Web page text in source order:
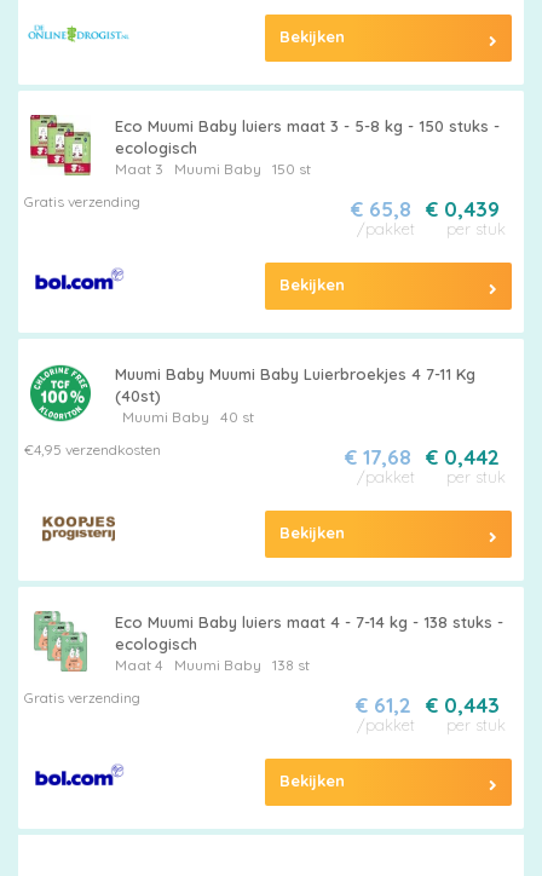
Bekijken
Eco Muumi Baby luiers maat 3 - 5-8 kg - 150 stuks -
ecologisch
Maat 3 Muumi Baby
150 st
Gratis verzending
€ 0,439
per stuk
€ 65,8
/pakket
Bekijken
Muumi Baby Muumi Baby Luierbroekjes 4 7-11 Kg
(40st)
Muumi Baby
40 st
€4,95 verzendkosten
€ 0,442
per stuk
€ 17,68
/pakket
Bekijken
Eco Muumi Baby luiers maat 4 - 7-14 kg - 138 stuks -
ecologisch
Maat 4 Muumi Baby
138 st
Gratis verzending
€ 0,443
per stuk
€ 61,2
/pakket
Bekijken